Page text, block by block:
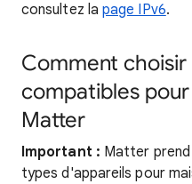
consultez lapage IPv6.
Comment choisir
compatibles
Matter
Important : Matter
types d'appareils pour